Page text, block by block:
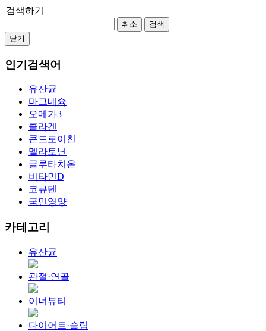
검색하기
취소
검색
닫기
인기검색어
유산균
마그네슘
오메가3
콜라겐
콘드로이친
멜라토닌
글루타치온
비타민D
코큐텐
국민영양
카테고리
유산균
관절·연골
이너뷰티
다이어트·슬림